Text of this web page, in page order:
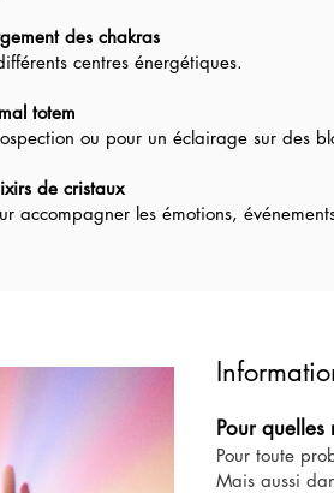
des chakras
centres énergétiques.
totem
ou pour un éclairage sur des
de cristaux
accompagner les émotions,
Pour
Pour toute
Mais aussi